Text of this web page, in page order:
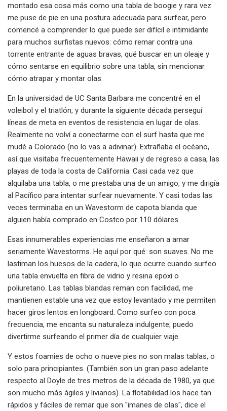
montado esa cosa más como una tabla de boogie y rara vez
me puse de pie en una postura adecuada para surfear, pero
comencé a comprender lo que puede ser difícil e intimidante
para muchos surfistas nuevos: cómo remar contra una
torrente entrante de aguas bravas, qué buscar en un oleaje y
cómo sentarse en equilibrio sobre una tabla, sin mencionar
cómo atrapar y montar olas.
En la universidad de UC Santa Barbara me concentré en el
voleibol y el triatlón, y durante la siguiente década perseguí
líneas de meta en eventos de resistencia en lugar de olas.
Realmente no volví a conectarme con el surf hasta que me
mudé a Colorado (no lo vas a adivinar). Extrañaba el océano,
así que visitaba frecuentemente Hawaii y de regreso a casa, las
playas de toda la costa de California. Casi cada vez que
alquilaba una tabla, o me prestaba una de un amigo, y me dirigía
al Pacífico para intentar surfear nuevamente. Y casi todas las
veces terminaba en un Wavestorm de capota blanda que
alguien había comprado en Costco por 110 dólares.
Esas innumerables experiencias me enseñaron a amar
seriamente Wavestorms. He aquí por qué: son suaves. No me
lastiman los huesos de la cadera, lo que ocurre cuando surfeo
una tabla envuelta en fibra de vidrio y resina epoxi o
poliuretano. Las tablas blandas reman con facilidad, me
mantienen estable una vez que estoy levantado y me permiten
hacer giros lentos en longboard. Como surfeo con poca
frecuencia, me encanta su naturaleza indulgente; puedo
divertirme surfeando el primer día de cualquier viaje.
Y estos foamies de ocho o nueve pies no son malas tablas, o
solo para principiantes. (También son un gran paso adelante
respecto al Doyle de tres metros de la década de 1980, ya que
son mucho más ágiles y livianos). La flotabilidad los hace tan
rápidos y fáciles de remar que son "imanes de olas", dice el